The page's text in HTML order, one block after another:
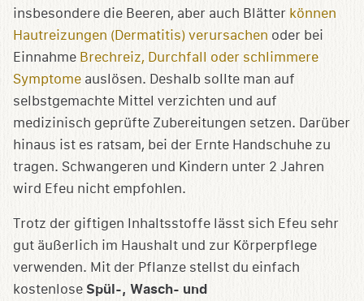
insbesondere die Beeren, aber auch Blätter können
Hautreizungen (Dermatitis) verursachen oder bei
Einnahme Brechreiz, Durchfall oder schlimmere
Symptome auslösen. Deshalb sollte man auf
selbstgemachte Mittel verzichten und auf
medizinisch geprüfte Zubereitungen setzen. Darüber
hinaus ist es ratsam, bei der Ernte Handschuhe zu
tragen. Schwangeren und Kindern unter 2 Jahren
wird Efeu nicht empfohlen.
Trotz der giftigen Inhaltsstoffe lässt sich Efeu sehr
gut äußerlich im Haushalt und zur Körperpflege
verwenden. Mit der Pflanze stellst du einfach
kostenlose Spül-, Wasch- und